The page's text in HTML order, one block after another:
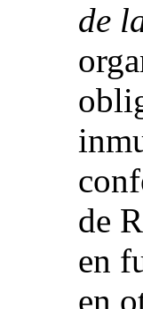
de
de
en
en